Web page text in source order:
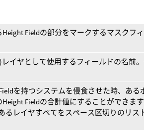
Fieldの部分をマークするマスクフ
イヤとして使用するフィールドの名前
を持つシステムを侵食させた時、ある
Fieldの合計値にすることができま
るレイヤすべてをスペース区切りのリス